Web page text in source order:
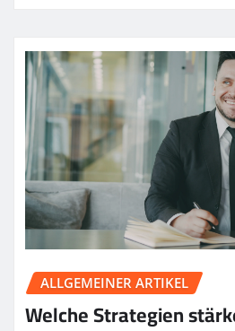
ALLGEMEINER ARTIKEL
Welche Strategien